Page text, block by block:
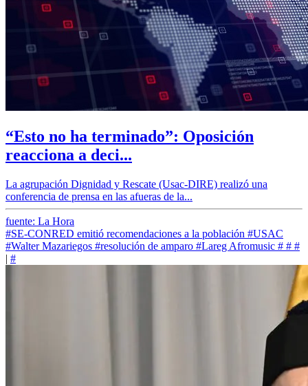
“Esto no ha terminado”: Oposición
reacciona a deci...
La agrupación Dignidad y Rescate (Usac-DIRE) realizó una
conferencia de prensa en las afueras de la...
fuente: La Hora
#SE-CONRED emitió recomendaciones a la población #USAC
#Walter Mazariegos #resolución de amparo #Lareg Afromusic # # #
| #